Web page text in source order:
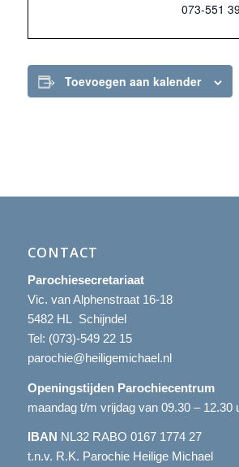
073-551
Toevoegen aan kalender
CONTACT
Parochiesecretariaat
Vic. van Alphenstraat 16-18
5482 HL Schijndel
Tel: (073)-549 22 15
parochie@heiligemichael.nl
Openingstijden Parochiecentrum
maandag t/m vrijdag van 09.30 – 12.30
IBAN NL32 RABO 0167 1774 27
t.n.v. R.K. Parochie Heilige Michael